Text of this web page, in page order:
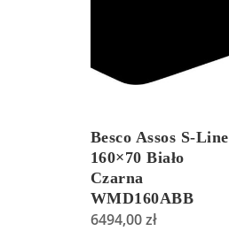
Besco Assos S-Line
160×70 Biało
Czarna
WMD160ABB
6494,00zł